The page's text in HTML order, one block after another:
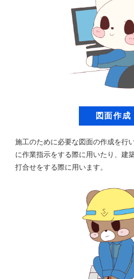
図面作成
施工のために必要な図面の作成を行
に作業指示をする際に用いたり、建
打合せをする際に用います。